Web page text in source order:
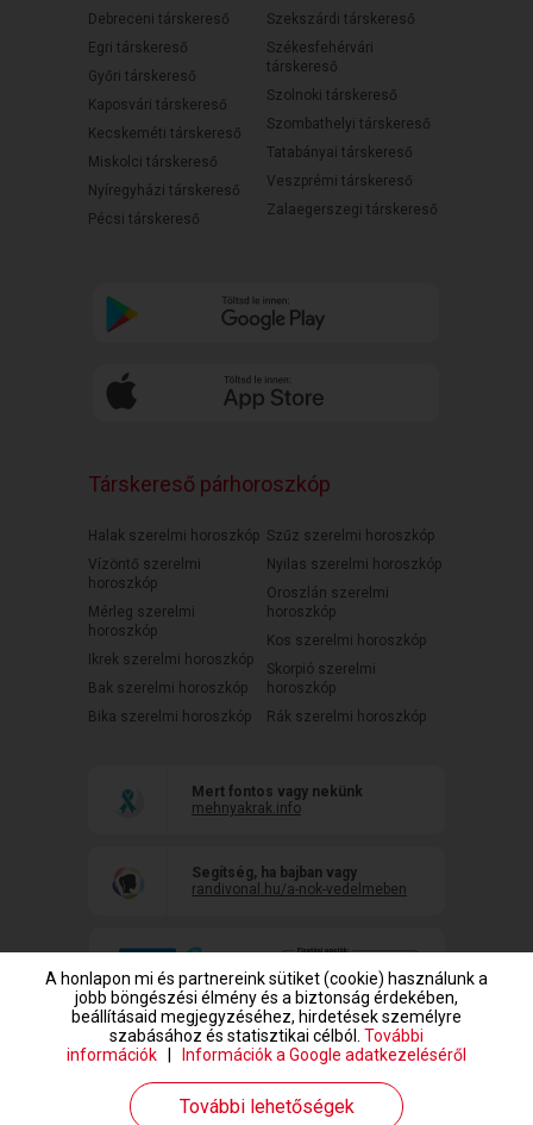
Debreceni társkereső
Egri társkereső
Győri társkereső
Kaposvári társkereső
Kecskeméti társkereső
Miskolci társkereső
Nyíregyházi társkereső
Pécsi társkereső
Szekszárdi társkereső
Székesfehérvári
társkereső
Szolnoki társkereső
Szombathelyi társkereső
Tatabányai társkereső
Veszprémi társkereső
Zalaegerszegi társkereső
Társkereső párhoroszkóp
Halak szerelmi horoszkóp
Vízöntő szerelmi
horoszkóp
Mérleg szerelmi
horoszkóp
Ikrek szerelmi horoszkóp
Bak szerelmi horoszkóp
Bika szerelmi horoszkóp
Szűz szerelmi horoszkóp
Nyilas szerelmi horoszkóp
Oroszlán szerelmi
horoszkóp
Kos szerelmi horoszkóp
Skorpió szerelmi
horoszkóp
Rák szerelmi horoszkóp
Mert fontos vagy nekünk
mehnyakrak.info
Segítség, ha bajban vagy
randivonal.hu/a-nok-vedelmeben
www.randivonal.hu © Copyright 1999-2026 Dating Central Europe Zrt.
A honlapon mi és partnereink sütiket (cookie) használunk a
jobb böngészési élmény és a biztonság érdekében,
beállításaid megjegyzéséhez, hirdetések személyre
szabásához és statisztikai célból. További
információk
Információk a Google adatkezeléséről
További lehetőségek